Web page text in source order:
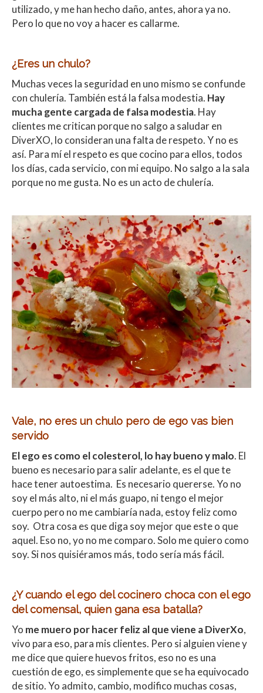
utilizado, y me han hecho daño, antes, ahora ya no.
Pero lo que no voy a hacer es callarme.
¿Eres un chulo?
Muchas veces la seguridad en uno mismo se confunde
con chulería. También está la falsa modestia. Hay
mucha gente cargada de falsa modestia. Hay
clientes me critican porque no salgo a saludar en
DiverXO, lo consideran una falta de respeto. Y no es
así. Para mí el respeto es que cocino para ellos, todos
los días, cada servicio, con mi equipo. No salgo a la sala
porque no me gusta. No es un acto de chulería.
Vale, no eres un chulo pero de ego vas bien
servido
El ego es como el colesterol, lo hay bueno y malo. El
bueno es necesario para salir adelante, es el que te
hace tener autoestima. Es necesario quererse. Yo no
soy el más alto, ni el más guapo, ni tengo el mejor
cuerpo pero no me cambiaría nada, estoy feliz como
soy. Otra cosa es que diga soy mejor que este o que
aquel. Eso no, yo no me comparo. Solo me quiero como
soy. Si nos quisiéramos más, todo sería más fácil.
¿Y cuando el ego del cocinero choca con el ego
del comensal, quien gana esa batalla?
Yo me muero por hacer feliz al que viene a DiverXo,
vivo para eso, para mis clientes. Pero si alguien viene y
me dice que quiere huevos fritos, eso no es una
cuestión de ego, es simplemente que se ha equivocado
de sitio. Yo admito, cambio, modifico muchas cosas,